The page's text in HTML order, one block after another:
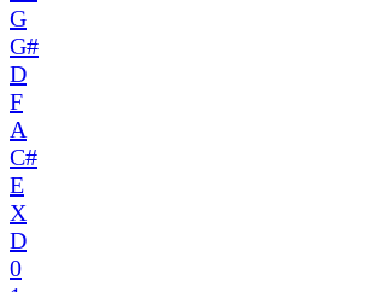
G
G#
D
F
A
C#
E
X
D
0